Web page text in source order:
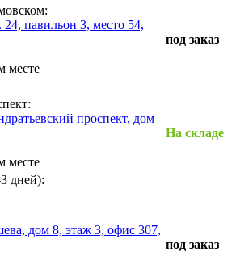
павильон 3, место 54,
месте
под заказ
проспект, дом
месте
На складе
дней):
дом 8, этаж 3, офис 307,
под заказ